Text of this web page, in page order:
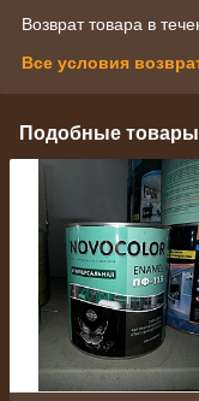
Возврат товара в
Все условия
Подобные